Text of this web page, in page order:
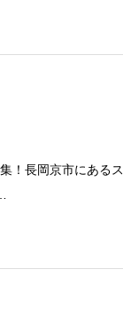
！長岡京市にあるス